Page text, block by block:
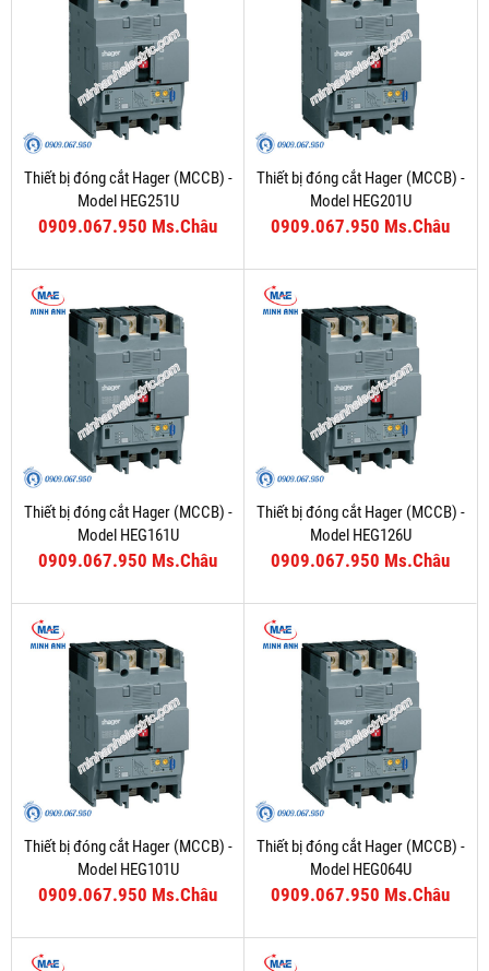
Thiết bị đóng cắt Hager (MCCB) -
Model HEG251U
0909.067.950 Ms.Châu
Thiết bị đóng cắt Hager (MCCB) -
Model HEG201U
0909.067.950 Ms.Châu
Thiết bị đóng cắt Hager (MCCB) -
Model HEG161U
0909.067.950 Ms.Châu
Thiết bị đóng cắt Hager (MCCB) -
Model HEG126U
0909.067.950 Ms.Châu
Thiết bị đóng cắt Hager (MCCB) -
Model HEG101U
0909.067.950 Ms.Châu
Thiết bị đóng cắt Hager (MCCB) -
Model HEG064U
0909.067.950 Ms.Châu